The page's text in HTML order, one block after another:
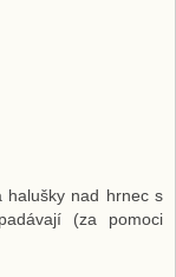
halušky nad hrnec s
(za pomoci